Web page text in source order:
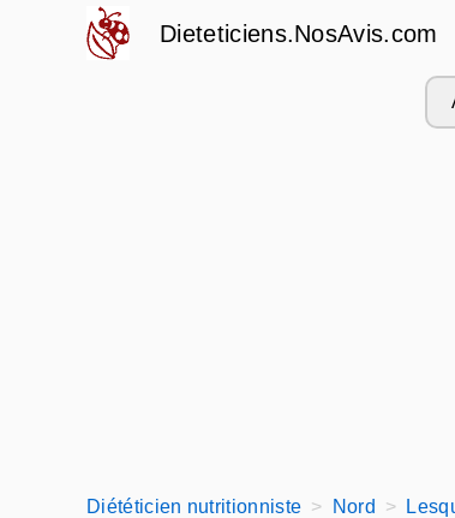
Dieteticiens.NosAvis.com
Diététicien nutritionniste Nord